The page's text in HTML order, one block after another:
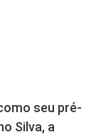
seu pré-
Silva, a